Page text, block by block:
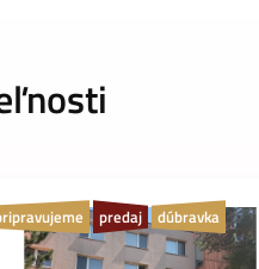
predaj dúbravka